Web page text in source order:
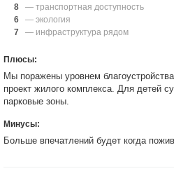
8
— транспортная доступность
6
— экология
7
— инфраструктура рядом
Плюсы:
Мы поражены уровнем
проект жилого комплекса. Для детей
парковые зоны.
Минусы:
Больше впечатлений будет когда